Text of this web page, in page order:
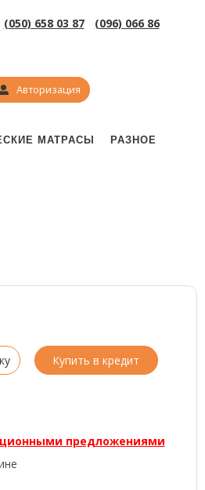
(050) 658 03 87
(096) 066 86
Авторизация
МАТРАСЫ РАЗНОЕ
Купить в кредит
предложениями